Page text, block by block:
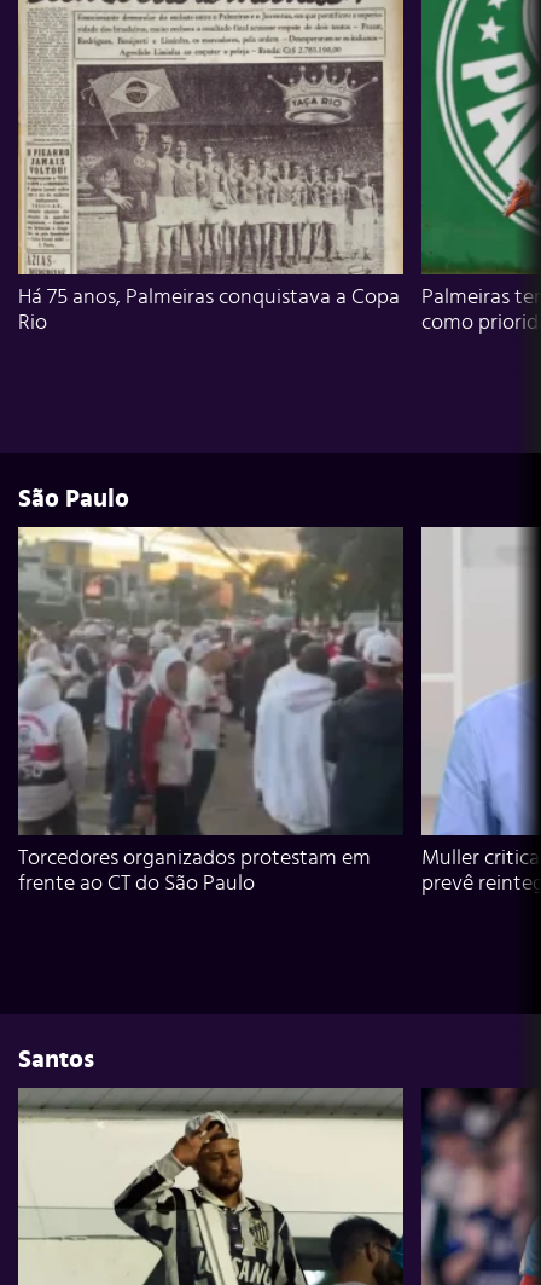
Há 75 anos, Palmeiras conquistava a Copa
Rio
Palmeiras
como
São Paulo
Torcedores organizados protestam em
frente ao CT do São Paulo
Muller
prevê
Santos